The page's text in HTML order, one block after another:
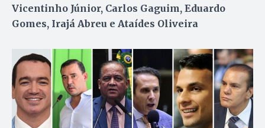
Vicentinho Júnior, Carlos Gaguim, Eduardo
Gomes, Irajá Abreu e Ataídes Oliveira